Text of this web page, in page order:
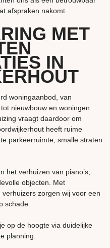
afspraken nakomt.
MET
IN
woningaanbod, van
nieuwbouw en woningen
vraagt daardoor om
heeft ruime
parkeerruimte, smalle straten
het verhuizen van piano’s,
objecten. Met
zorgen wij voor een
schade.
op de hoogte via duidelijke
planning.